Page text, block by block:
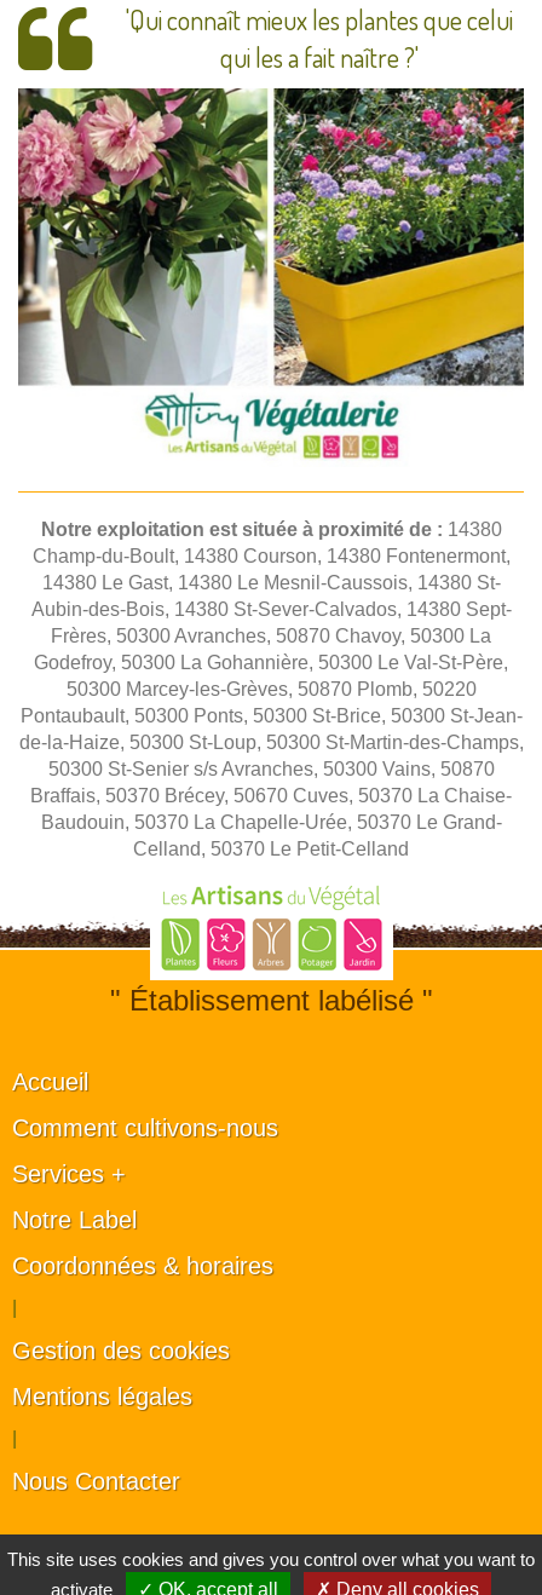
'Qui connaît mieux les plantes que celui
qui les a fait naître ?'
Notre exploitation est située à proximité de : 14380
Champ-du-Boult, 14380 Courson, 14380 Fontenermont,
14380 Le Gast, 14380 Le Mesnil-Caussois, 14380 St-
Aubin-des-Bois, 14380 St-Sever-Calvados, 14380 Sept-
Frères, 50300 Avranches, 50870 Chavoy, 50300 La
Godefroy, 50300 La Gohannière, 50300 Le Val-St-Père,
50300 Marcey-les-Grèves, 50870 Plomb, 50220
Pontaubault, 50300 Ponts, 50300 St-Brice, 50300 St-Jean-
de-la-Haize, 50300 St-Loup, 50300 St-Martin-des-Champs,
50300 St-Senier s/s Avranches, 50300 Vains, 50870
Braffais, 50370 Brécey, 50670 Cuves, 50370 La Chaise-
Baudouin, 50370 La Chapelle-Urée, 50370 Le Grand-
Celland, 50370 Le Petit-Celland
" Établissement labélisé "
Accueil
Comment cultivons-nous
Services +
Notre Label
Coordonnées & horaires
Gestion des cookies
Mentions légales
Nous Contacter
Les artisans du végétal
This site uses cookies and gives you control over what you want to
activate
✓ OK, accept all ✗ Deny all cookies